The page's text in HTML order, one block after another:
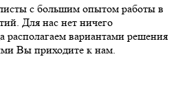
с большим опытом работы в
Для нас нет ничего
располагаем вариантами решения
Вы приходите к нам.